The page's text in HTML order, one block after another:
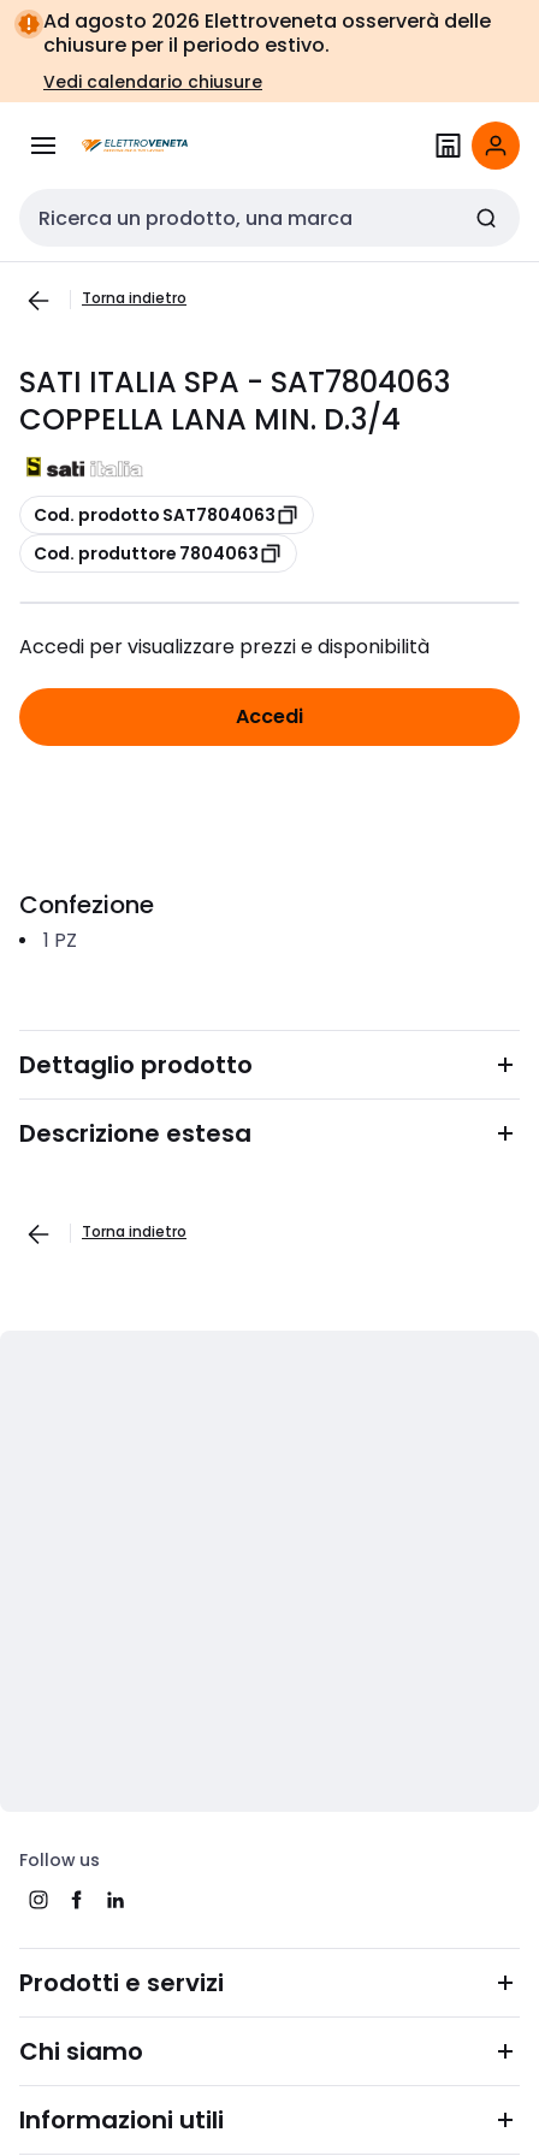
Vai alla
navigazione
Vai
alla
pagina
Ad agosto 2026 Elettroveneta osserverà delle
chiusure per il periodo estivo.
Vedi calendario chiusure
Cerca input
Torna indietro
SATI ITALIA SPA - SAT7804063
COPPELLA LANA MIN. D.3/4
copia
Cod. prodotto SAT7804063
copia
Cod. produttore 7804063
Accedi per visualizzare prezzi e disponibilità
Accedi
Confezione
1 PZ
Dettaglio prodotto
Descrizione estesa
Torna indietro
Follow us
Prodotti e servizi
Chi siamo
Informazioni utili